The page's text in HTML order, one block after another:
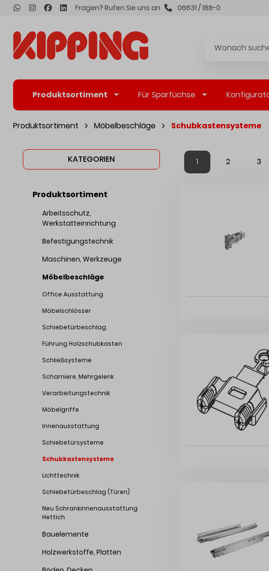
springen Fragen? Rufen Sie uns an 06631 / 188-0
Produktsortiment Für Sparfüchse
Produktsortiment Möbelbeschläge Schubkastensysteme
KATEGORIEN
Produktsortiment
Arbeitsschutz,
Werkstatteinrichtung
Befestigungstechnik
Maschinen, Werkzeuge
Möbelbeschläge
Office Ausstattung
Möbelschlösser
Schiebetürbeschlag
Führung Holzschubkasten
Schließsysteme
Scharniere, Mehrgelenk
Verarbeitungstechnik
Möbelgriffe
Innenausstattung
Schiebetürsysteme
Schubkastensysteme
Lichttechnik
Schiebetürbeschlag (Türen)
Neu Schrankinnenausstattung
Hettich
Bauelemente
Holzwerkstoffe, Platten
1 2 3